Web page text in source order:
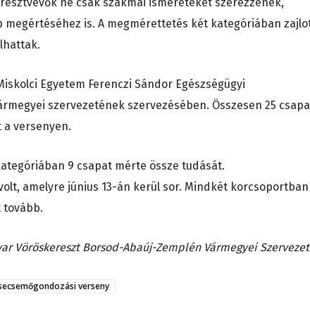
is. A megmérettetés két kategóriában
Egyetem Ferenczi Sándor Egészségügyi
szervezetének szervezésében. Összesen 25
versenyen.
9 csapat mérte össze tudását.
amelyre június 13-án kerül sor. Mindkét korcsoportban
tovább.
Vöröskereszt Borsod-Abaúj-Zemplén Vármegyei
verseny